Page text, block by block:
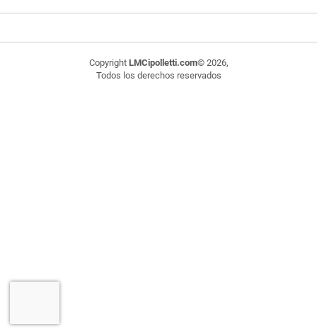
Copyright LMCipolletti.com© 2026,
Todos los derechos reservados